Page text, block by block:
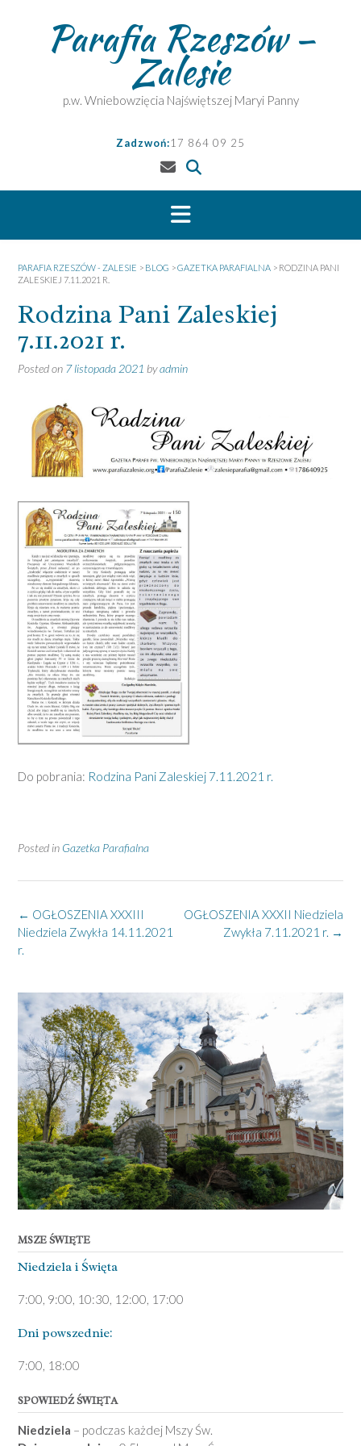
Parafia Rzeszów –
Zalesie
p.w. Wniebowzięcia Najświętszej Maryi Panny
Zadzwoń:17 864 09 25
PARAFIA RZESZÓW - ZALESIE > BLOG >GAZETKA PARAFIALNA > RODZINA PANI
ZALESKIEJ 7.11.2021 R.
Rodzina Pani Zaleskiej
7.11.2021 r.
Posted on 7 listopada 2021 byadmin
Do pobrania: Rodzina Pani Zaleskiej 7.11.2021 r.
Posted in Gazetka Parafialna
Post
navigation
OGŁOSZENIA XXXII Niedziela
Zwykła 7.11.2021 r. →
← OGŁOSZENIA XXXIII
Niedziela Zwykła 14.11.2021
r.
MSZE ŚWIĘTE
Niedziela ­i Święta
7:00, 9:00, 10:30, 12:00, 17:00
Dni pows­zednie:
7­:00, 18:00­
SPOWIEDŹ ŚWIĘTA
Niedziela – podczas każdej Mszy Św.